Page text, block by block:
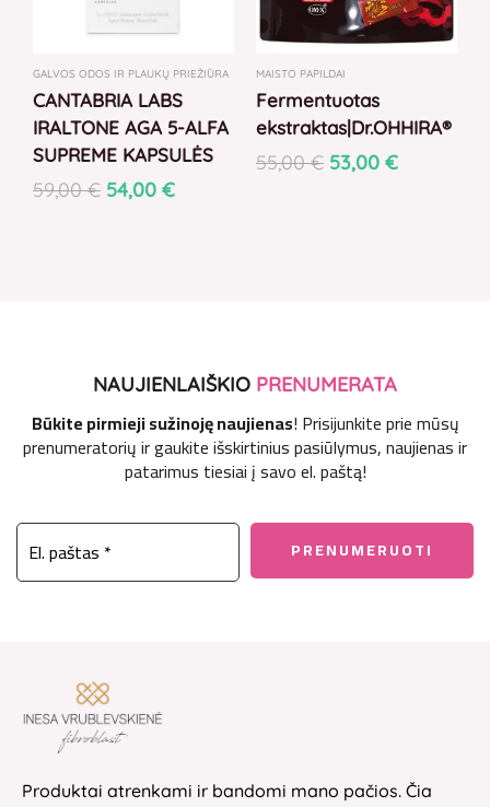
GALVOS ODOS IR PLAUKŲ PRIEŽIŪRA
CANTABRIA LABS
IRALTONE AGA 5-ALFA
SUPREME KAPSULĖS
59,00€ 54,00 €
MAISTO PAPILDAI
Fermentuotas
ekstraktas|Dr.OHHIRA®
55,00€ 53,00 €
NAUJIENLAIŠKIO PRENUMERATA
Būkite pirmieji sužinoję naujienas! Prisijunkite prie mūsų
prenumeratorių ir gaukite išskirtinius pasiūlymus, naujienas ir
patarimus tiesiai į savo el. paštą!
Produktai atrenkami ir bandomi mano pačios. Čia